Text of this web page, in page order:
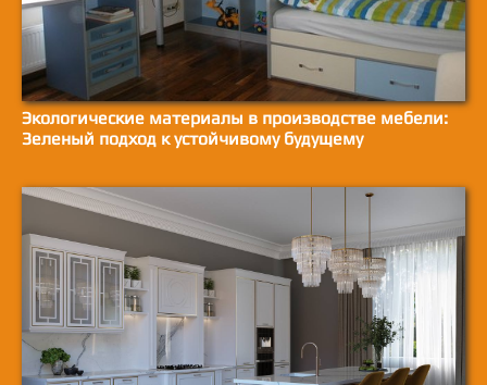
Экологические материалы в производстве мебели:
Зеленый подход к устойчивому будущему